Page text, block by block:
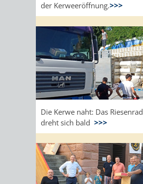
der Kerweeröffnung.>>>
Die Kerwe naht: Das Riesenrad
dreht sich bald >>>